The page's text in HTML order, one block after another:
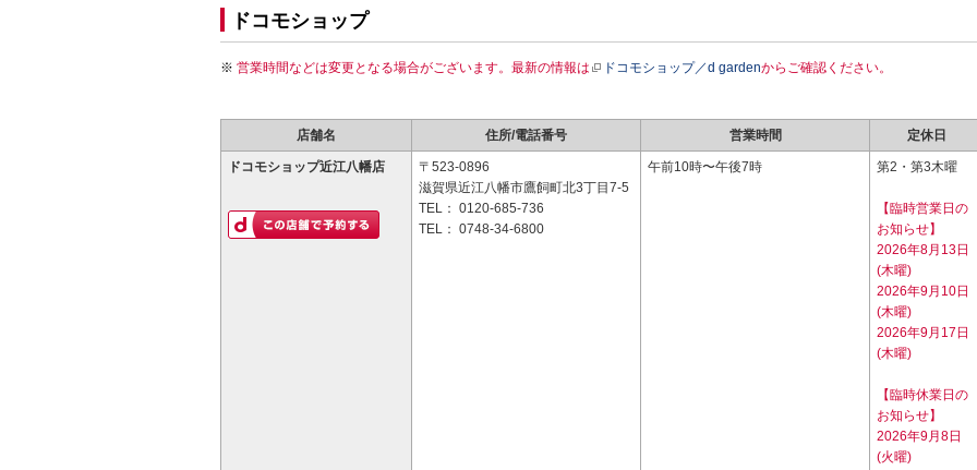
ドコモショップ
営業時間などは変更となる場合がございます。最新の情報は ドコモショップ／d gardenからご確認ください。
店舗名 住所/電話番号 営業時間 定休日
ドコモショップ近江八幡店
〒523-0896
滋賀県近江八幡市鷹飼町北3丁目7-5
TEL： 0120-685-736
TEL： 0748-34-6800
午前10時〜午後7時 第2・第3木曜
【臨時営業日の
お知らせ】
2026年8月13日
(木曜)
2026年9月10日
(木曜)
2026年9月17日
(木曜)
【臨時休業日の
お知らせ】
2026年9月8日
(火曜)